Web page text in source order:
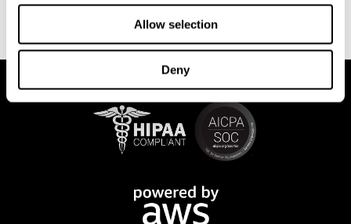
Allow selection
Deny
realizarse mediante ordenador. Al finalizar cada sesión,CogniFit
mostrará un detallado gráfico con el avance
cognitivo.